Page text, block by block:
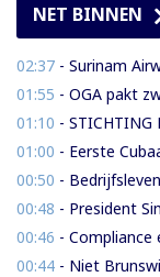
NET BINNEN
02:37 - Surinam Airways zet
01:55 - OGA pakt
01:10 - STICHTING MULOKOT EN
01:00 - Eerste
00:50 - Bedrijfsleven pleit
00:48 - President Simons
00:46 - Compliance en
00:44 - Niet Brunswijk,